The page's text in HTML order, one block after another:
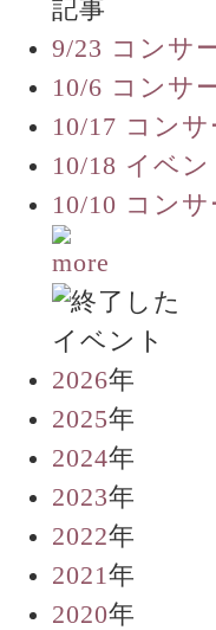
9/23 コンサ
10/6 コンサ
10/17 コン
10/18 イベ
10/10 コン
2026年
2025年
2024年
2023年
2022年
2021年
2020年